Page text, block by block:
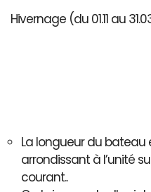
Hivernage (du 01.11 au
La longueur du bateau
arrondissant à l’unité
courant..